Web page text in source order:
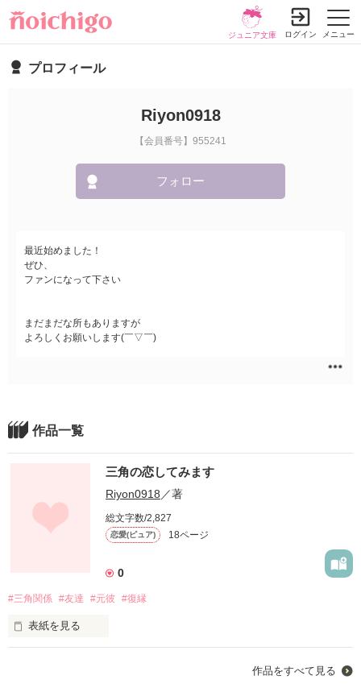
メニュー
ジュニア文庫 ログイン
プロフィール
Riyon0918
【会員番号】955241
フォロー
最近始めました！
ぜひ、
ファンになって下さい
まだまだな所もありますが
よろしくお願いします(￣▽￣)
作品一覧
三角の恋してみます
Riyon0918 ／著
総文字数/2,827
恋愛(ピュア) 18ページ
0
#三角関係 #友達 #元彼 #復縁
表紙を見る
作品をすべて見る